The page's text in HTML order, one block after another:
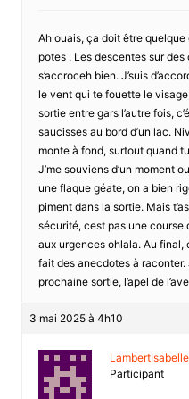
Ah ouais, ça doit être
potes . Les descentes sur
s’accroceh bien. J’suis
le vent qui te fouette le
sortie entre gars l’autre fois,
saucisses au bord d’un lac.
monte à fond, surtout quand
J’me souviens d’un moment
une flaque géate, on a bien
piment dans la sortie. Mais
sécurité, cest pas une course
aux urgences ohlala. Au final,
fait des anecdotes à raconter.
prochaine sortie, l’apel de
3 mai 2025 à 4h10
LambertIsabelle
Participant